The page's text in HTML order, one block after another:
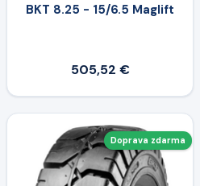
BKT 8.25 - 15/6.5 Maglift
505,52 €
Doprava zdarma